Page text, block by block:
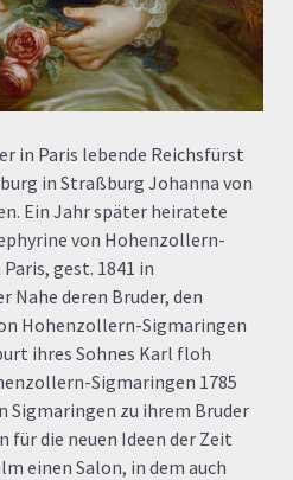
in Paris lebende Reichsfürst
in Straßburg Johanna von
Ein Jahr später heiratete
von Hohenzollern-
gest. 1841 in
Nahe deren Bruder, den
Hohenzollern-Sigmaringen
ihres Sohnes Karl floh
Sigmaringen 1785
Sigmaringen zu ihrem Bruder
für die neuen Ideen der Zeit
einen Salon, in dem auch